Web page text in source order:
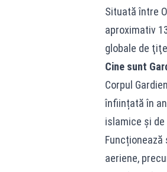
Situată între
aproximativ
globale de
Cine sunt
Corpul
înființată în
islamice și
aeriene,